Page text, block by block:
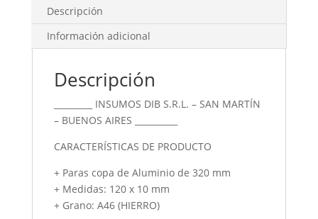
Descripción
Información adicional
Descripción
_________ INSUMOS DIB S.R.L. – SAN MARTÍN
– BUENOS AIRES __________
CARACTERÍSTICAS DE PRODUCTO
+ Paras copa de Aluminio de 320 mm
+ Medidas: 120 x 10 mm
+ Grano: A46 (HIERRO)